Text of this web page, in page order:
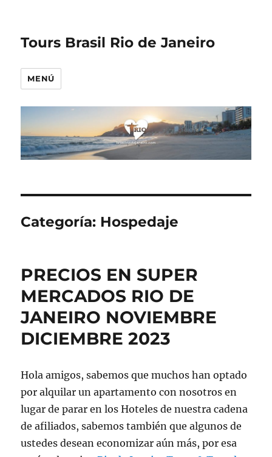
Tours Brasil Rio de Janeiro
MENÚ
Categoría: Hospedaje
PRECIOS EN SUPER
MERCADOS RIO DE
JANEIRO NOVIEMBRE
DICIEMBRE 2023
Hola amigos, sabemos que muchos han optado
por alquilar un apartamento con nosotros en
lugar de parar en los Hoteles de nuestra cadena
de afiliados, sabemos también que algunos de
ustedes desean economizar aún más, por esa